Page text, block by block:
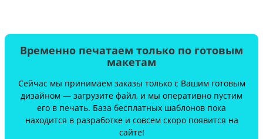
Временно печатаем только по готовым
макетам
Сейчас мы принимаем заказы только с Вашим готовым
дизайном — загрузите файл, и мы оперативно пустим
его в печать. База бесплатных шаблонов пока
находится в разработке и совсем скоро появится на
сайте!